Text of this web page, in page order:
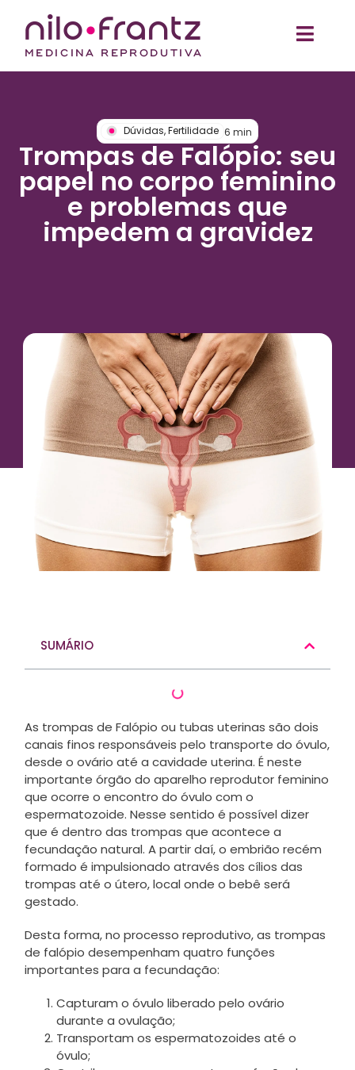
Dúvidas,Fertilidade 6 min
Trompas de Falópio: seu
papel no corpo feminino
e problemas que
impedem a gravidez
SUMÁRIO
As trompas de Falópio ou tubas uterinas são dois
canais finos responsáveis pelo transporte do óvulo,
desde o ovário até a cavidade uterina. É neste
importante órgão do aparelho reprodutor feminino
que ocorre o encontro do óvulo com o
espermatozoide. Nesse sentido é possível dizer
que é dentro das trompas que acontece a
fecundação natural. A partir daí, o embrião recém
formado é impulsionado através dos cílios das
trompas até o útero, local onde o bebê será
gestado.
Desta forma, no processo reprodutivo, as trompas
de falópio desempenham quatro funções
importantes para a fecundação:
Capturam o óvulo liberado pelo ovário
durante a ovulação;
Transportam os espermatozoides até o
óvulo;